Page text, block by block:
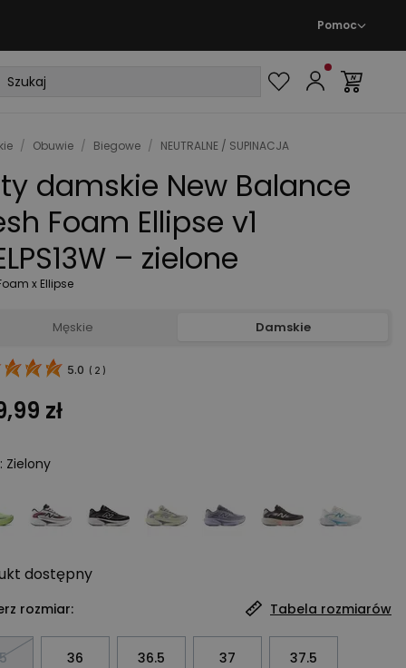
Pomoc
/ Obuwie / Biegowe / NEUTRALNE / SUPINACJA
damskie New Balance
Foam Ellipse v1
– zielone
x Ellipse
Męskie Damskie
5.0 ( 2 )
zł
: Zielony
dostępny
rozmiar: Tabela rozmiarów
36 36.5 37 37.5